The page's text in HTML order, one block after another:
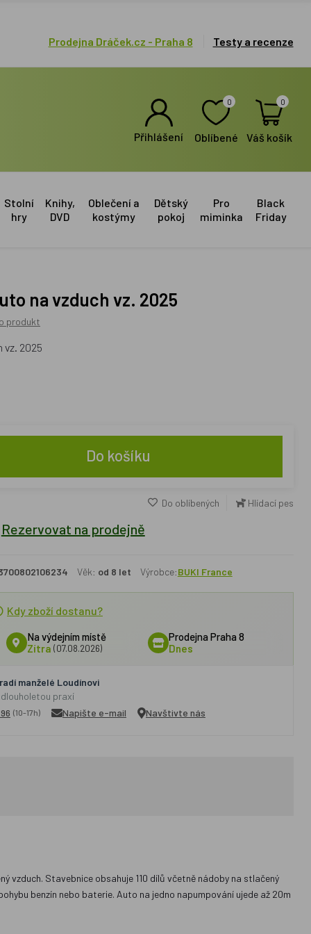
Prodejna Dráček.cz - Praha 8 Testy a recenze
Přihlášení
0
Oblíbené
0
Váš košík
Stolní
hry
Knihy,
DVD
Oblečení a
kostýmy
Dětský
pokoj
Pro
miminka
Black
Friday
na vzduch vz. 2025
produkt
vz. 2025
Do košíku
Do oblíbených Hlídací pes
Rezervovat na prodejně
Věk: od 8 let Výrobce:BUKI France
Kdy zboží dostanu?
Na výdejním místě
Zítra (07.08.2026)
Prodejna Praha 8
Dnes
manželé Loudínovi
praxí
(10-17h) Napište e-mail Navštivte nás
vzduch. Stavebnice obsahuje 110 dílů včetně nádoby na stlačený
benzín nebo baterie. Auto na jedno napumpování ujede až 20m